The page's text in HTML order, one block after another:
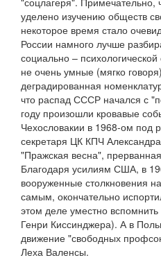
уделено изучению обществ
некоторое время стало
России намного лучше
социально –
не очень умные (мягко
деградированная
что распад СССР начался с
году произошли кровавые
Чехословакии в 1968-ом под
секретаря ЦК КПЧ
"Пражская весна",
Благодаря усилиям США, в
вооруженные столкновения
самым, окончательно
этом деле уместно
Генри Киссинджера). А в
движение "свободных
Леха Валенсы.